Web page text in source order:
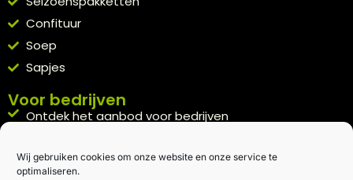
Wij gebruiken cookies om onze website en onze service te
optimaliseren.
Confituur
Soep
Sapjes
Voor bedrijven
Ontdek het aanbod voor bedrijven
Kennismakingspakket aanvragen